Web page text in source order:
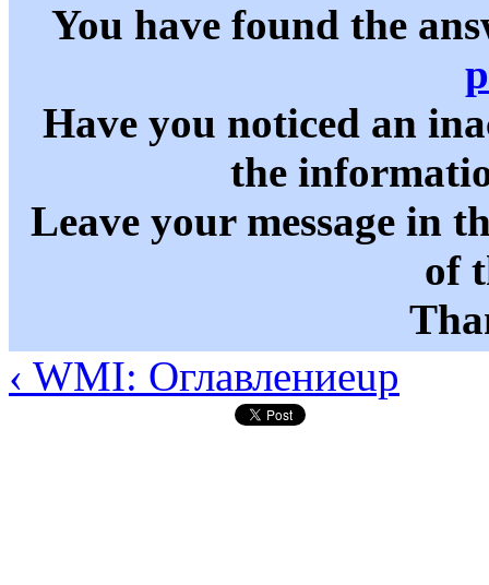
You have found the
Have you noticed an
the
Leave your message in
of
‹ WMI: Оглавлениеup